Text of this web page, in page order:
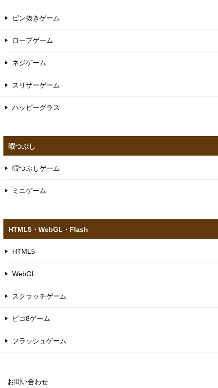
ピン抜きゲーム
ロープゲーム
ネジゲーム
スリザーゲーム
ハッピーグラス
暇つぶし
暇つぶしゲーム
ミニゲーム
HTML5​・WebGL​・Flash
HTML5
WebGL
スクラッチゲーム
ピコ8ゲーム
フラッシュゲーム
お問い合わせ